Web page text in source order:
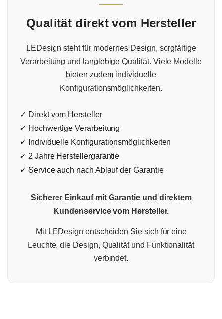
Qualität direkt vom Hersteller
LEDesign steht für modernes Design, sorgfältige
Verarbeitung und langlebige Qualität. Viele Modelle
bieten zudem individuelle
Konfigurationsmöglichkeiten.
✓ Direkt vom Hersteller
✓ Hochwertige Verarbeitung
✓ Individuelle Konfigurationsmöglichkeiten
✓ 2 Jahre Herstellergarantie
✓ Service auch nach Ablauf der Garantie
Sicherer Einkauf mit Garantie und direktem
Kundenservice vom Hersteller.
Mit LEDesign entscheiden Sie sich für eine
Leuchte, die Design, Qualität und Funktionalität
verbindet.